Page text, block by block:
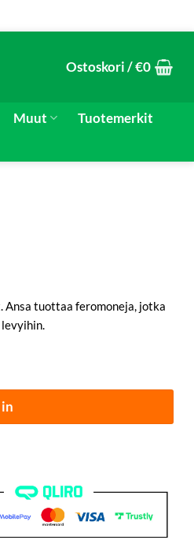
Ostoskori /€0
Muut
Tuotemerkit
tuottaa feromoneja, jotka